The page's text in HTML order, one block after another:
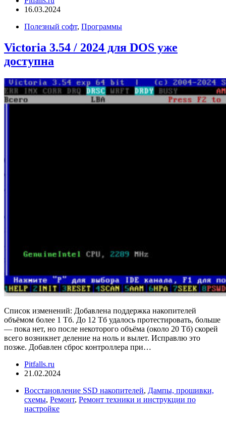
16.03.2024
Полезный софт, Программы
Victoria 3.54 / 2024 для DOS уже
доступна
Список изменений: Добавлена поддержка накопителей
объёмом более 1 Тб. До 12 Тб удалось протестировать, больше
— пока нет, но после некоторого объёма (около 20 Тб) скорей
всего возникнет деление на ноль и вылет. Исправлю это
позже. Добавлен сброс контроллера при…
Pitfalls.ru
21.02.2024
Восстановление SSD накопителей, Дампы, прошивки,
схемы, Ремонт, Ремонт техники и инструкции по
настройке